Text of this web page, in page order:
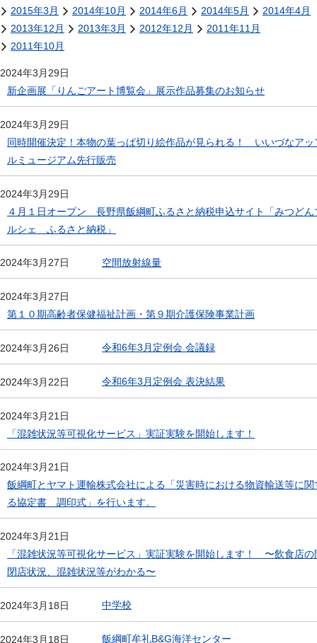
2015年3月
2014年10月 2014年6月 2014年5月
2014年4月
2013年12月
2013年3月 2012年12月
2011年11月
2011年10月
2024年3月29日
新企画展「りんごアート博覧会」展示作品募集のお知らせ
2024年3月29日
同時開催決定！本物の葉っぱ切り絵作品が見られる！ いいづなアッ
ルミュージアム先行販売
2024年3月29日
４月１日オープン 長野県飯綱町ふるさと納税申込サイト「みつどん
ルシェ ふるさと納税」
2024年3月27日 空間放射線量
2024年3月27日
第１０期高齢者保健福祉計画・第９期介護保険事業計画
2024年3月26日 令和6年3月定例会 会議録
2024年3月22日 令和6年3月定例会 表決結果
2024年3月21日
「混雑状況等可視化サービス」実証実験を開始します！
2024年3月21日
飯綱町とヤマト運輸株式会社による「災害時における物資輸送等に関
る協定書 調印式」を行います。
2024年3月21日
「混雑状況等可視化サービス」実証実験を開始します！ 〜飲食店の
閉店状況、混雑状況等がわかる〜
2024年3月18日 中学校
2024年3月18日 飯綱町牟礼B&G海洋センター